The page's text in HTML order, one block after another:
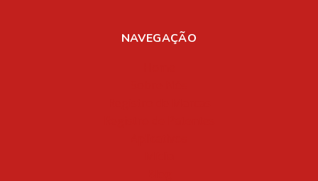
NAVEGAÇÃO